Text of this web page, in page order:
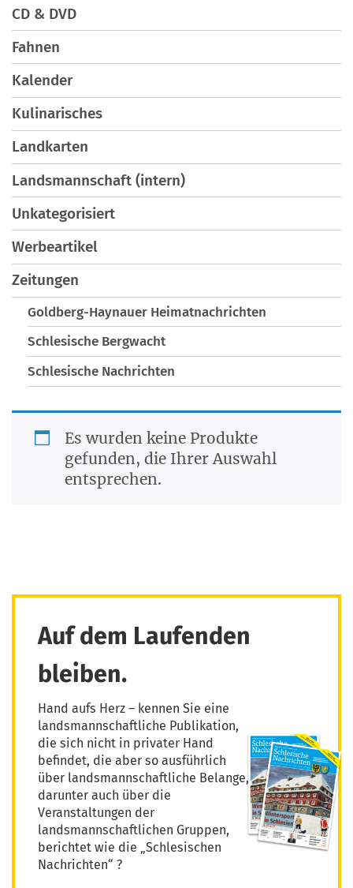
CD & DVD
Fahnen
Kalender
Kulinarisches
Landkarten
Landsmannschaft (intern)
Unkategorisiert
Werbeartikel
Zeitungen
Goldberg-Haynauer Heimatnachrichten
Schlesische Bergwacht
Schlesische Nachrichten
Es wur­den kei­ne Pro­duk­te
gefun­den, die Ihrer Aus­wahl
entsprechen.
Auf dem Laufenden
bleiben.
Hand aufs Herz – kennen Sie eine
landsmannschaftliche Publikation,
die sich nicht in privater Hand
befindet, die aber so ausführlich
über landsmannschaftliche Belange,
darunter auch über die
Veranstaltungen der
landsmannschaftlichen Gruppen,
berichtet wie die „Schlesischen
Nachrichten“ ?